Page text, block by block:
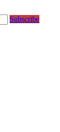
Subscribe